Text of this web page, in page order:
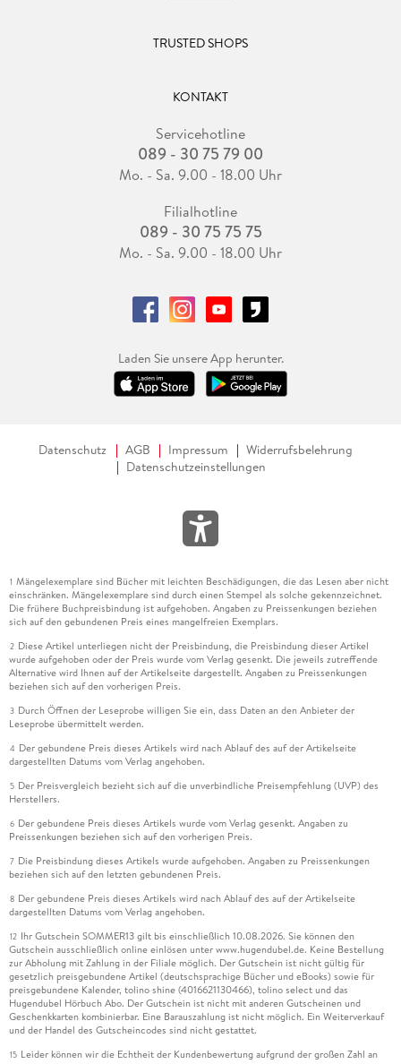
TRUSTED SHOPS
KONTAKT
Servicehotline
089 - 30 75 79 00
Mo. - Sa. 9.00 - 18.00 Uhr
Filialhotline
089 - 30 75 75 75
Mo. - Sa. 9.00 - 18.00 Uhr
Laden Sie unsere App herunter.
Datenschutz AGB Impressum
Widerrufsbelehrung
Datenschutzeinstellungen
1 Mängelexemplare sind Bücher mit leichten Beschädigungen, die das Lesen aber nicht
einschränken. Mängelexemplare sind durch einen Stempel als solche gekennzeichnet.
Die frühere Buchpreisbindung ist aufgehoben. Angaben zu Preissenkungen beziehen
sich auf den gebundenen Preis eines mangelfreien Exemplars.
2 Diese Artikel unterliegen nicht der Preisbindung, die Preisbindung dieser Artikel
wurde aufgehoben oder der Preis wurde vom Verlag gesenkt. Die jeweils zutreffende
Alternative wird Ihnen auf der Artikelseite dargestellt. Angaben zu Preissenkungen
beziehen sich auf den vorherigen Preis.
3 Durch Öffnen der Leseprobe willigen Sie ein, dass Daten an den Anbieter der
Leseprobe übermittelt werden.
4 Der gebundene Preis dieses Artikels wird nach Ablauf des auf der Artikelseite
dargestellten Datums vom Verlag angehoben.
5 Der Preisvergleich bezieht sich auf die unverbindliche Preisempfehlung (UVP) des
Herstellers.
6 Der gebundene Preis dieses Artikels wurde vom Verlag gesenkt. Angaben zu
Preissenkungen beziehen sich auf den vorherigen Preis.
7 Die Preisbindung dieses Artikels wurde aufgehoben. Angaben zu Preissenkungen
beziehen sich auf den letzten gebundenen Preis.
8 Der gebundene Preis dieses Artikels wird nach Ablauf des auf der Artikelseite
dargestellten Datums vom Verlag angehoben.
12 Ihr Gutschein SOMMER13 gilt bis einschließlich 10.08.2026. Sie können den
Gutschein ausschließlich online einlösen unter www.hugendubel.de. Keine Bestellung
zur Abholung mit Zahlung in der Filiale möglich. Der Gutschein ist nicht gültig für
gesetzlich preisgebundene Artikel (deutschsprachige Bücher und eBooks) sowie für
preisgebundene Kalender, tolino shine (4016621130466), tolino select und das
Hugendubel Hörbuch Abo. Der Gutschein ist nicht mit anderen Gutscheinen und
Geschenkkarten kombinierbar. Eine Barauszahlung ist nicht möglich. Ein Weiterverkauf
und der Handel des Gutscheincodes sind nicht gestattet.
15 Leider können wir die Echtheit der Kundenbewertung aufgrund der großen Zahl an